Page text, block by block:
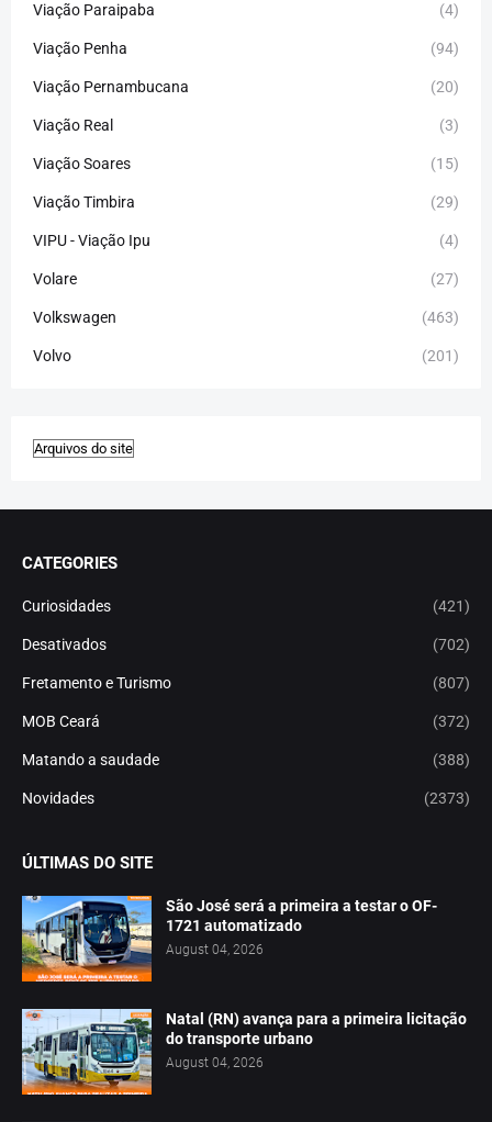
Viação Paraipaba (4)
Viação Penha (94)
Viação Pernambucana (20)
Viação Real (3)
Viação Soares (15)
Viação Timbira (29)
VIPU - Viação Ipu (4)
Volare (27)
Volkswagen (463)
Volvo (201)
CATEGORIES
Curiosidades (421)
Desativados (702)
Fretamento e Turismo (807)
MOB Ceará (372)
Matando a saudade (388)
Novidades (2373)
ÚLTIMAS DO SITE
São José será a primeira a testar o OF-
1721 automatizado
August 04, 2026
Natal (RN) avança para a primeira licitação
do transporte urbano
August 04, 2026